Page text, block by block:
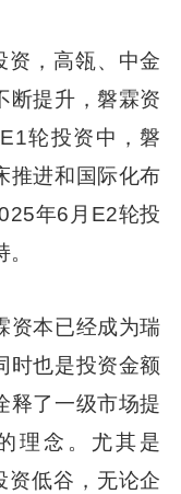
，高瓴、中金
断提升，磐霖资
轮投资中，磐
推进和国际化布
年6月E2轮投
资本已经成为瑞
时也是投资金额
释了一级市场提
理念。尤其是
低谷，无论企